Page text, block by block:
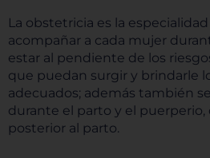
La obstetricia es la
acompañar a cada mujer
estar al pendiente de los
que puedan surgir y brindarle
adecuados; además también
durante el parto y el puerperio,
posterior al parto.